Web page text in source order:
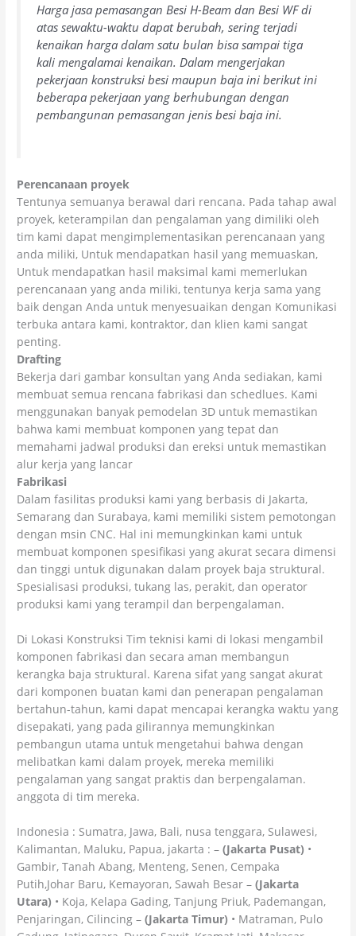
Harga jasa pemasangan Besi H-Beam dan Besi WF di
atas sewaktu-waktu dapat berubah, sering terjadi
kenaikan harga dalam satu bulan bisa sampai tiga
kali mengalamai kenaikan. Dalam mengerjakan
pekerjaan konstruksi besi maupun baja ini berikut ini
beberapa pekerjaan yang berhubungan dengan
pembangunan pemasangan jenis besi baja ini.
Perencanaan proyek
Tentunya semuanya berawal dari rencana. Pada tahap awal
proyek, keterampilan dan pengalaman yang dimiliki oleh
tim kami dapat mengimplementasikan perencanaan yang
anda miliki, Untuk mendapatkan hasil yang memuaskan,
Untuk mendapatkan hasil maksimal kami memerlukan
perencanaan yang anda miliki, tentunya kerja sama yang
baik dengan Anda untuk menyesuaikan dengan Komunikasi
terbuka antara kami, kontraktor, dan klien kami sangat
penting.
Drafting
Bekerja dari gambar konsultan yang Anda sediakan, kami
membuat semua rencana fabrikasi dan schedlues. Kami
menggunakan banyak pemodelan 3D untuk memastikan
bahwa kami membuat komponen yang tepat dan
memahami jadwal produksi dan ereksi untuk memastikan
alur kerja yang lancar
Fabrikasi
Dalam fasilitas produksi kami yang berbasis di Jakarta,
Semarang dan Surabaya, kami memiliki sistem pemotongan
dengan msin CNC. Hal ini memungkinkan kami untuk
membuat komponen spesifikasi yang akurat secara dimensi
dan tinggi untuk digunakan dalam proyek baja struktural.
Spesialisasi produksi, tukang las, perakit, dan operator
produksi kami yang terampil dan berpengalaman.
Di Lokasi Konstruksi Tim teknisi kami di lokasi mengambil
komponen fabrikasi dan secara aman membangun
kerangka baja struktural. Karena sifat yang sangat akurat
dari komponen buatan kami dan penerapan pengalaman
bertahun-tahun, kami dapat mencapai kerangka waktu yang
disepakati, yang pada gilirannya memungkinkan
pembangun utama untuk mengetahui bahwa dengan
melibatkan kami dalam proyek, mereka memiliki
pengalaman yang sangat praktis dan berpengalaman.
anggota di tim mereka.
Indonesia : Sumatra, Jawa, Bali, nusa tenggara, Sulawesi,
Kalimantan, Maluku, Papua, jakarta : –(Jakarta Pusat) •
Gambir, Tanah Abang, Menteng, Senen, Cempaka
Putih,Johar Baru, Kemayoran, Sawah Besar –(Jakarta
Utara) • Koja, Kelapa Gading, Tanjung Priuk, Pademangan,
Penjaringan, Cilincing –(Jakarta Timur) • Matraman, Pulo